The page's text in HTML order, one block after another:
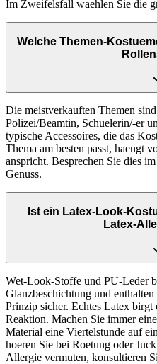
Im Zweifelsfall waehlen Sie die
Welche Themen-
Die meistverkauften Themen
Polizei/Beamtin, Schuelerin/-er
typische Accessoires, die das
Thema am besten passt, haengt
anspricht. Besprechen Sie dies
Genuss.
Ist ein Latex-Look-
Latex-
Wet-Look-Stoffe und PU-Leder
Glanzbeschichtung und
Prinzip sicher. Echtes Latex
Reaktion. Machen Sie immer
Material eine Viertelstunde auf
hoeren Sie bei Roetung oder
Allergie vermuten, konsultieren